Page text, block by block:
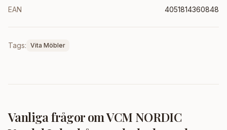
EAN
4051814360848
Tags: Vita Möbler
Vanliga frågor omVCM NORDIC